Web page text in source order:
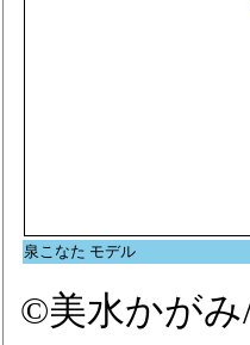
泉こなた モデル
©美水かが